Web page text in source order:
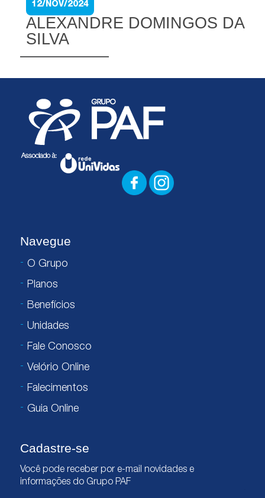
12/NOV/2024
ALEXANDRE DOMINGOS DA
SILVA
Navegue
O Grupo
Planos
Benefícios
Unidades
Fale Conosco
Velório Online
Falecimentos
Guia Online
Cadastre-se
Você pode receber por e-mail novidades e
informações do Grupo PAF